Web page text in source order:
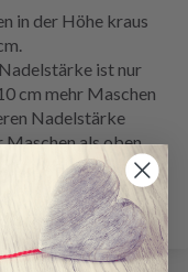
in der Höhe kraus
ist nur
cm mehr Maschen
Nadelstärke
Maschen als oben
wechseln.